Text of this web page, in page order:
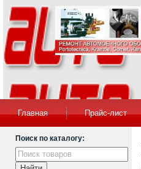
Главная Прайс-лист
Поиск по каталогу: